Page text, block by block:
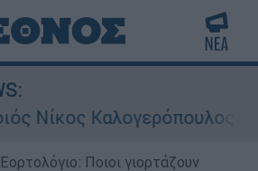
Καλογερόπουλος
Εορτολόγιο: Ποιοι γιορτάζουν